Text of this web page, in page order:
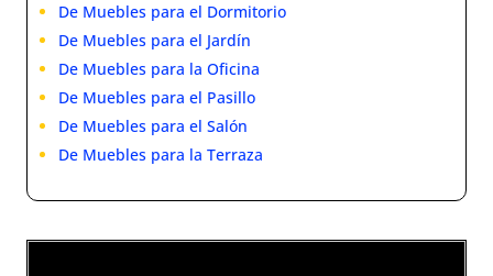
De Muebles para el Dormitorio
De Muebles para el Jardín
De Muebles para la Oficina
De Muebles para el Pasillo
De Muebles para el Salón
De Muebles para la Terraza